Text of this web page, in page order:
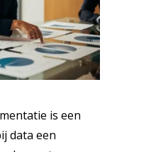
is een
data een